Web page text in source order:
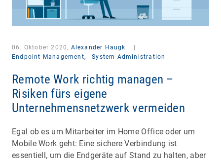
06. Oktober 2020, Alexander Haugk
Endpoint Management,
System Administration
Remote Work richtig managen –
Risiken fürs eigene
Unternehmensnetzwerk vermeiden
Egal ob es um Mitarbeiter im Home Office oder um
Mobile Work geht: Eine sichere Verbindung ist
essentiell, um die Endgeräte auf Stand zu halten, aber